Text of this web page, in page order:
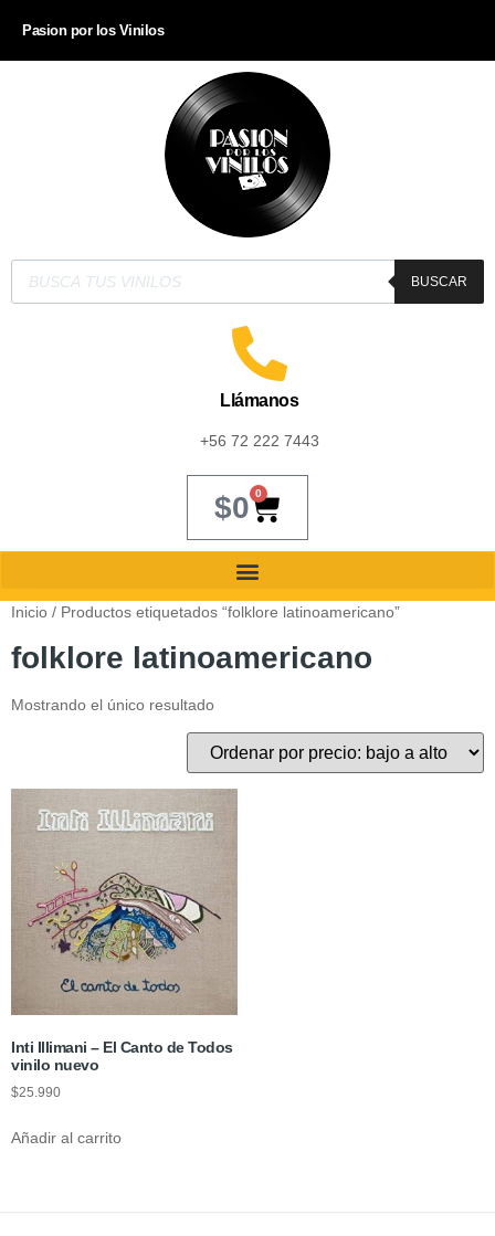
Pasion por los Vinilos
BUSCAR
Llámanos
+56 72 222 7443
$0 0
Inicio / Productos etiquetados “folklore latinoamericano”
folklore latinoamericano
Mostrando el único resultado
Inti Illimani – El Canto de Todos
vinilo nuevo
$25.990
Añadir al carrito